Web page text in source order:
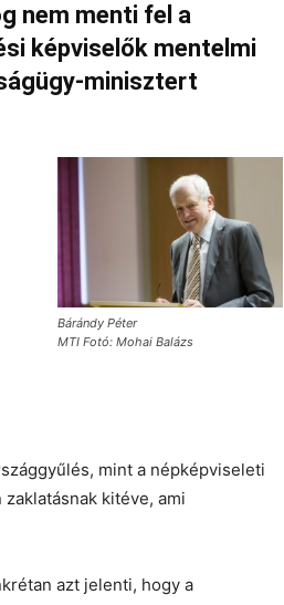
nem menti fel a
képviselők mentelmi
minisztert
Bárándy Péter
MTI Fotó: Mohai Balázs
mint a népképviseleti
kitéve, ami
azt jelenti, hogy a